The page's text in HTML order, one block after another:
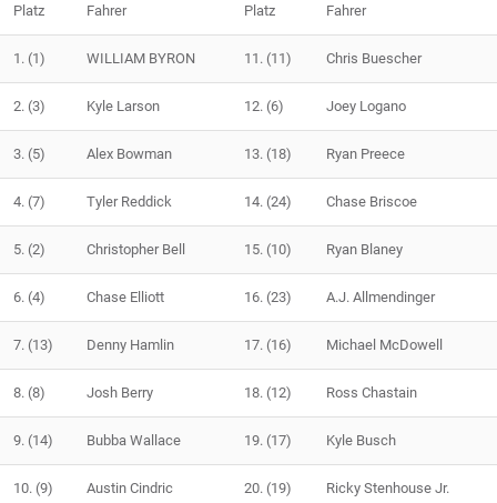
Platz Fahrer Platz Fahrer
1. (1) WILLIAM BYRON 11. (11) Chris Buescher
2. (3) Kyle Larson 12. (6) Joey Logano
3. (5) Alex Bowman 13. (18) Ryan Preece
4. (7) Tyler Reddick 14. (24) Chase Briscoe
5. (2) Christopher Bell 15. (10) Ryan Blaney
6. (4) Chase Elliott 16. (23) A.J. Allmendinger
7. (13) Denny Hamlin 17. (16) Michael McDowell
8. (8) Josh Berry 18. (12) Ross Chastain
9. (14) Bubba Wallace 19. (17) Kyle Busch
10. (9) Austin Cindric 20. (19) Ricky Stenhouse Jr.